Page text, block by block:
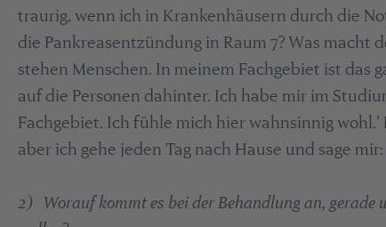
traurig, wenn ich in Krankenhäusern durch die
die Pankreasentzündung in Raum 7? Was
stehen Menschen. In meinem Fachgebiet ist das
auf die Personen dahinter. Ich habe mir im
Fachgebiet. Ich fühle mich hier wahnsinnig
aber ich gehe jeden Tag nach Hause und sage
2) Worauf kommt es bei der Behandlung an, gerade